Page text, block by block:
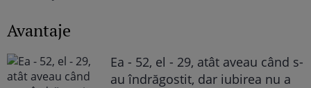
Avantaje
Ea - 52, el - 29, atât aveau când s-
au îndrăgostit, dar iubirea nu a